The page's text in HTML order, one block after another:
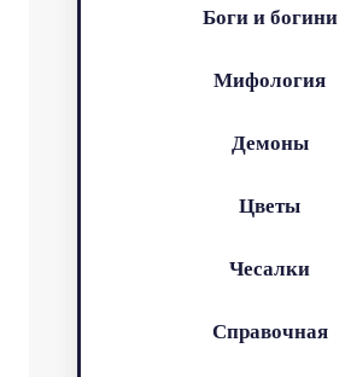
Боги и богини
Мифология
Демоны
Цветы
Чесалки
Справочная